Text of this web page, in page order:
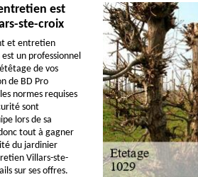
est
ste-croix
et entretien
un professionnel
de vos
de BD Pro
normes requises
sont
lors de sa
tout à gagner
du jardinier
Villars-ste-
sur ses offres.